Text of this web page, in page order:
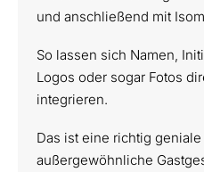
und anschließend mit
So lassen sich Namen,
Logos oder sogar Fotos
integrieren.
Das ist eine richtig
außergewöhnliche